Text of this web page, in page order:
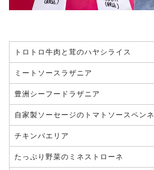
トロトロ牛肉と茸のハヤシライス
ミートソースラザニア
豊洲シーフードラザニア
自家製ソーセージのトマトソースペンネ
チキンパエリア
たっぷり野菜のミネストローネ